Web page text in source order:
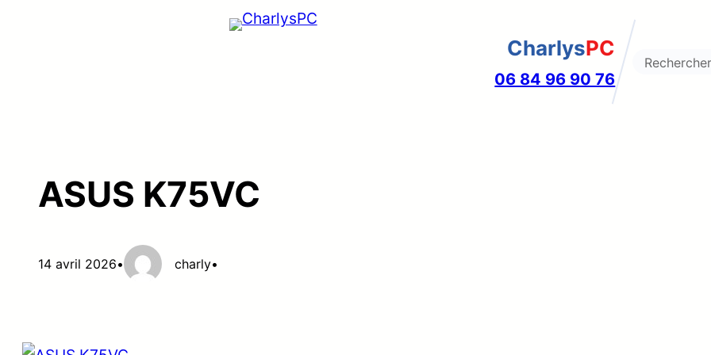
CharlysPC
06 84 96 90 76
Search
ASUS K75VC
14 avril 2026• charly•